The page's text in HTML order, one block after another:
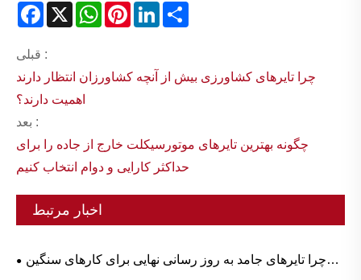
Facebook
X WhatsAppPinterestLinkedIn
قبلی :
چرا تایرهای کشاورزی بیش از آنچه کشاورزان انتظار دارند
اهمیت دارند؟
بعد :
چگونه بهترین تایرهای موتورسیکلت خارج از جاده را برای
حداکثر کارایی و دوام انتخاب کنیم
اخبار مرتبط
چرا تایرهای جامد به روز رسانی نهایی برای کارهای سنگین